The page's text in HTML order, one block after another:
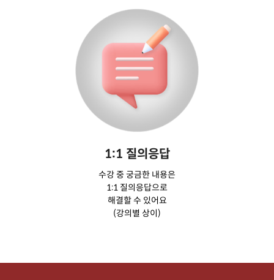
1:1 질의응답
수강 중 궁금한 내용은
1:1 질의응답으로
해결할 수 있어요
(강의별 상이)